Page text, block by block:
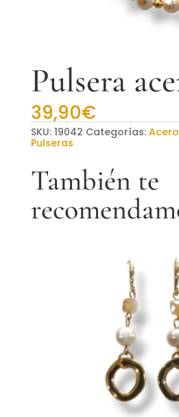
Pulsera
39,90€
SKU: 19042 Categorías: Acero
Pulseras
También te